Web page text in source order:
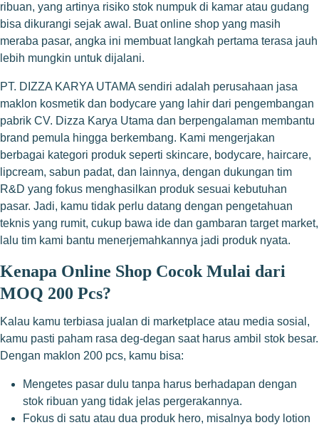
ribuan, yang artinya risiko stok numpuk di kamar atau gudang
bisa dikurangi sejak awal. Buat online shop yang masih
meraba pasar, angka ini membuat langkah pertama terasa jauh
lebih mungkin untuk dijalani.
PT. DIZZA KARYA UTAMA sendiri adalah perusahaan jasa
maklon kosmetik dan bodycare yang lahir dari pengembangan
pabrik CV. Dizza Karya Utama dan berpengalaman membantu
brand pemula hingga berkembang. Kami mengerjakan
berbagai kategori produk seperti skincare, bodycare, haircare,
lipcream, sabun padat, dan lainnya, dengan dukungan tim
R&D yang fokus menghasilkan produk sesuai kebutuhan
pasar. Jadi, kamu tidak perlu datang dengan pengetahuan
teknis yang rumit, cukup bawa ide dan gambaran target market,
lalu tim kami bantu menerjemahkannya jadi produk nyata.
Kenapa Online Shop Cocok Mulai dari
MOQ 200 Pcs?
Kalau kamu terbiasa jualan di marketplace atau media sosial,
kamu pasti paham rasa deg-degan saat harus ambil stok besar.
Dengan maklon 200 pcs, kamu bisa:
Mengetes pasar dulu tanpa harus berhadapan dengan
stok ribuan yang tidak jelas pergerakannya.
Fokus di satu atau dua produk hero, misalnya body lotion